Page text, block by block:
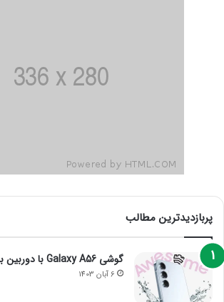
پربازدیدترین مطالب
گوشی Galaxy A56 با دوربین بهتر همراه است
6 آبان 1403